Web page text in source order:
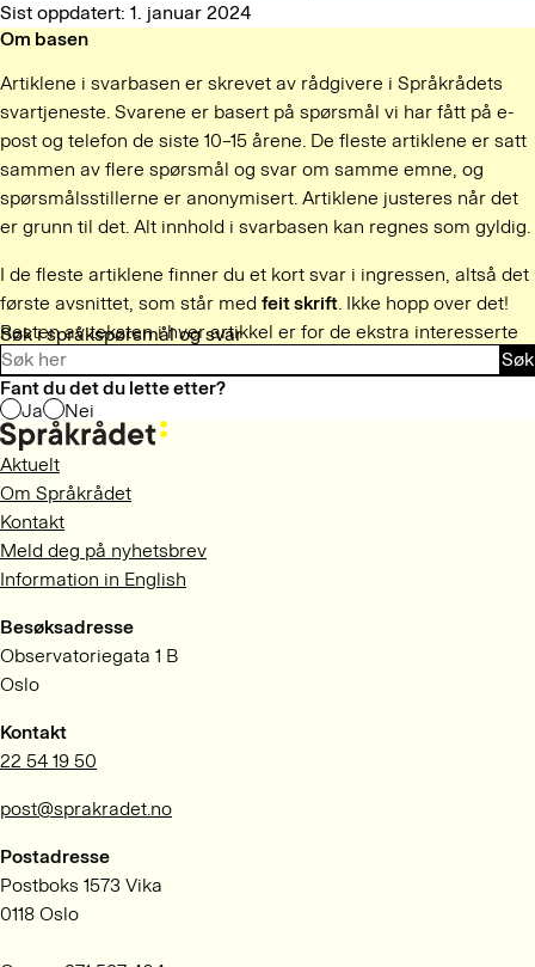
Søk i språkspørsmål og svar
Søk
Sist oppdatert: 1. januar 2024
Om basen
Artiklene i svarbasen er skrevet av rådgivere i Språkrådets
svartjeneste. Svarene er basert på spørsmål vi har fått på e-
post og telefon de siste 10–15 årene. De fleste artiklene er satt
sammen av flere spørsmål og svar om samme emne, og
spørsmålsstillerne er anonymisert. Artiklene justeres når det
er grunn til det. Alt innhold i svarbasen kan regnes som gyldig.
I de fleste artiklene finner du et kort svar i ingressen, altså det
første avsnittet, som står med feit skrift. Ikke hopp over det!
Resten av teksten i hver artikkel er for de ekstra interesserte
og tålmodige.
Fant du det du lette etter?
Ja
Nei
Aktuelt
Om Språkrådet
Kontakt
Meld deg på nyhetsbrev
Information in English
Besøksadresse
Observatoriegata 1 B
Oslo
Kontakt
22 54 19 50
post@sprakradet.no
Postadresse
Postboks 1573 Vika
0118 Oslo